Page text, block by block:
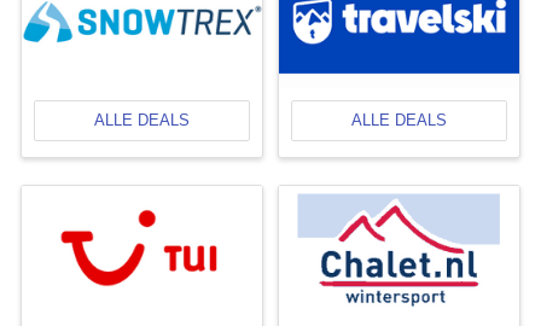
ALLE DEALS ALLE DEALS